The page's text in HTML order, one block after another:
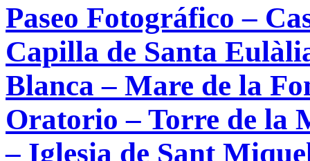
Paseo Fotográfico –
Capilla de Santa
Blanca – Mare de la
Oratorio – Torre de la
– Iglesia de Sant